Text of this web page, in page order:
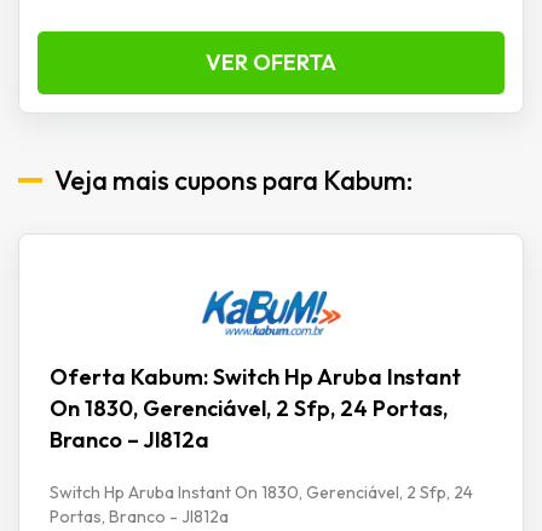
VER OFERTA
Veja mais cupons para Kabum:
Oferta Kabum: Switch Hp Aruba Instant
On 1830, Gerenciável, 2 Sfp, 24 Portas,
Branco – Jl812a
Switch Hp Aruba Instant On 1830, Gerenciável, 2 Sfp, 24
Portas, Branco - Jl812a